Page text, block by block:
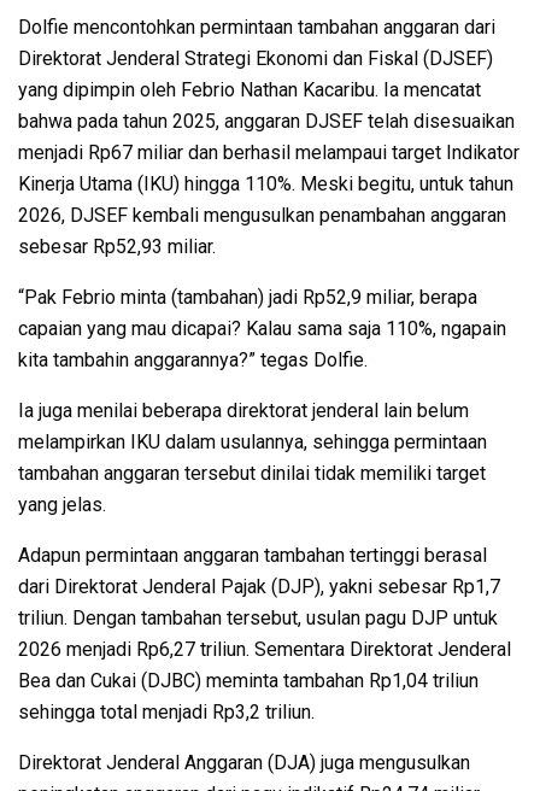
Dolfie mencontohkan permintaan tambahan anggaran dari
Direktorat Jenderal Strategi Ekonomi dan Fiskal (DJSEF)
yang dipimpin oleh Febrio Nathan Kacaribu. Ia mencatat
bahwa pada tahun 2025, anggaran DJSEF telah disesuaikan
menjadi Rp67 miliar dan berhasil melampaui target Indikator
Kinerja Utama (IKU) hingga 110%. Meski begitu, untuk tahun
2026, DJSEF kembali mengusulkan penambahan anggaran
sebesar Rp52,93 miliar.
“Pak Febrio minta (tambahan) jadi Rp52,9 miliar, berapa
capaian yang mau dicapai? Kalau sama saja 110%, ngapain
kita tambahin anggarannya?” tegas Dolfie.
Ia juga menilai beberapa direktorat jenderal lain belum
melampirkan IKU dalam usulannya, sehingga permintaan
tambahan anggaran tersebut dinilai tidak memiliki target
yang jelas.
Adapun permintaan anggaran tambahan tertinggi berasal
dari Direktorat Jenderal Pajak (DJP), yakni sebesar Rp1,7
triliun. Dengan tambahan tersebut, usulan pagu DJP untuk
2026 menjadi Rp6,27 triliun. Sementara Direktorat Jenderal
Bea dan Cukai (DJBC) meminta tambahan Rp1,04 triliun
sehingga total menjadi Rp3,2 triliun.
Direktorat Jenderal Anggaran (DJA) juga mengusulkan